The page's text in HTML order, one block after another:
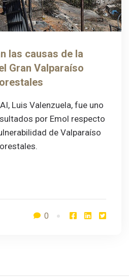
las causas de la
Gran Valparaíso
Luis Valenzuela, fue uno
por Emol respecto
de Valparaíso
0